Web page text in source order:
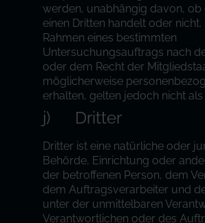
werden, unabhängig davon, ob
einen Dritten handelt oder
Rahmen eines bestimmten
Untersuchungsauftrags nach
oder dem Recht der
möglicherweise
erhalten, gelten jedoch nicht als
j) Dritter
Dritter ist eine natürliche oder
Behörde, Einrichtung oder
der betroffenen Person, dem
dem Auftragsverarbeiter und
unter der unmittelbaren
Verantwortlichen oder des